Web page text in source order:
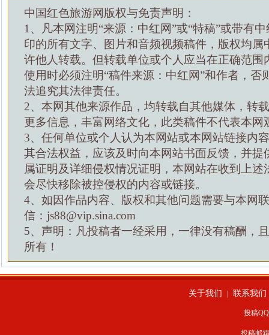
中国红色旅游网版权与免责声明：
1、凡本网注明“来源：中红网”或“特稿”或带有
印的所有文字、图片和音频视频稿件，版权均属
许他人转载。但转载单位或个人应当在正确范围
使用时必须注明“稿件来源：中红网”和作者，否
法追究其法律责任。
2、本网其他来源作品，均转载自其他媒体，转
更多信息，丰富网络文化，此类稿件不代表本网
3、任何单位或个人认为本网站或本网站链接内
其合法权益，应该及时向本网站书面反馈，并提
属证明及详细侵权情况证明，本网站在收到上述
会尽快移除被控侵权的内容或链接。
4、如因作品内容、版权和其他问题需要与本网
信：js88@vip.sina.com
5、声明：凡投稿者一经采用，一律没有稿酬，
所有！
关于我们 联系我们
投稿
投稿邮